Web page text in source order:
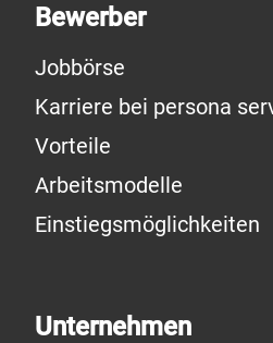
Bewerber
Jobbörse
Karriere bei persona
Vorteile
Arbeitsmodelle
Einstiegsmöglichkeiten
Unternehmen